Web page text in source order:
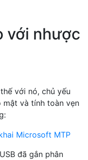
với nhược
với nó, chủ yếu
mật và tính toàn vẹn
đã gắn phân